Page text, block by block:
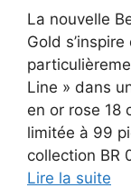
La nouvelle
Gold
Line » dans
en or rose 18
limitée à 99
collection BR
Lire la suite